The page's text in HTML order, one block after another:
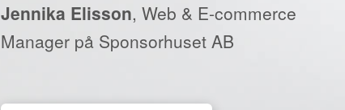
Jennika Elisson, Web & E-commerce
Manager på Sponsorhuset AB